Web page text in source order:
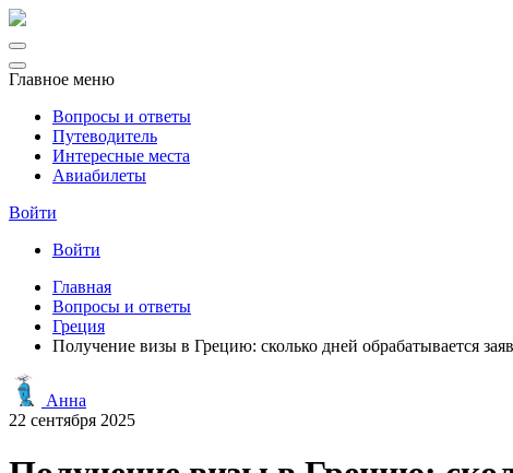
Главное меню
Вопросы и ответы
Путеводитель
Интересные места
Авиабилеты
Войти
Войти
Главная
Вопросы и ответы
Греция
Получение визы в Грецию: сколько дней обрабатывается
Анна
22 сентября 2025